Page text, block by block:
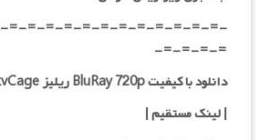
=-=-=-=-=-=-=-=-=-=-=-=-
=-=-=-=-
دانلود با کیفیت BluRay 720p ریلیز MkvCage
|لینک مستقیم|